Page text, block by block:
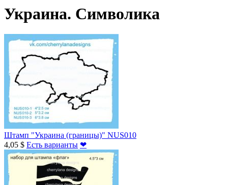
Украина. Символика
Штамп "Украина (границы)" NUS010
4,05 $ Есть варианты ❤